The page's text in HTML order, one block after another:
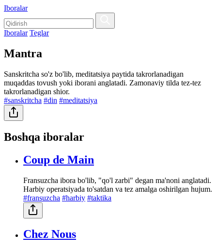
Iboralar
Iboralar Teglar
Mantra
Sanskritcha so'z bo'lib, meditatsiya paytida takrorlanadigan
muqaddas tovush yoki iborani anglatadi. Zamonaviy tilda tez-tez
takrorlanadigan shior.
#sanskritcha #din #meditatsiya
Boshqa iboralar
Coup de Main
Fransuzcha ibora bo'lib, "qo'l zarbi" degan ma'noni anglatadi.
Harbiy operatsiyada to'satdan va tez amalga oshirilgan hujum.
#fransuzcha #harbiy #taktika
Chez Nous